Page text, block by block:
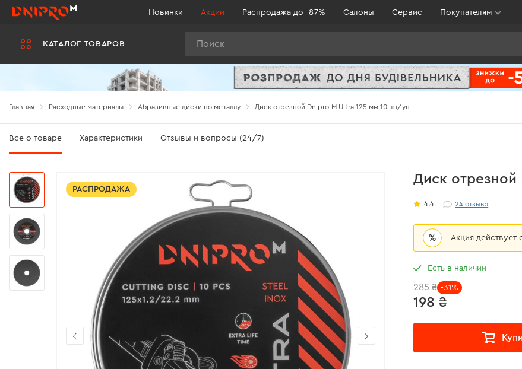
КАТАЛОГ ТОВАРОВ
Новинки Акции Распродажа до -87% Салоны Сервис Покупателям
Главная Расходные материалы Абразивные диски по металлу Диск отрезной Dnipro-M Ultra 125 мм 10 шт/уп
Все о товаре Характеристики Отзывы и вопросы (24/7)
Диск
4.4 24отзыва
% Акция
Есть в наличии
198 ₴
285 ₴ -31%
РАСПРОДАЖА